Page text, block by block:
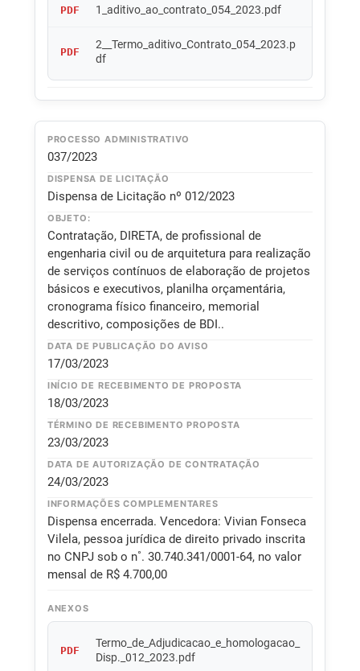
PDF 1_aditivo_ao_contrato_054_2023.pdf
PDF
2__Termo_aditivo_Contrato_054_2023.p
df
PROCESSO ADMINISTRATIVO
037/2023
DISPENSA DE LICITAÇÃO
Dispensa de Licitação nº 012/2023
OBJETO:
Contratação, DIRETA, de profissional de
engenharia civil ou de arquitetura para realização
de serviços contínuos de elaboração de projetos
básicos e executivos, planilha orçamentária,
cronograma físico financeiro, memorial
descritivo, composições de BDI..
DATA DE PUBLICAÇÃO DO AVISO
17/03/2023
INÍCIO DE RECEBIMENTO DE PROPOSTA
18/03/2023
TÉRMINO DE RECEBIMENTO PROPOSTA
23/03/2023
DATA DE AUTORIZAÇÃO DE CONTRATAÇÃO
24/03/2023
INFORMAÇÕES COMPLEMENTARES
Dispensa encerrada. Vencedora: Vivian Fonseca
Vilela, pessoa jurídica de direito privado inscrita
no CNPJ sob o n˚. 30.740.341/0001-64, no valor
mensal de R$ 4.700,00
ANEXOS
PDF
Termo_de_Adjudicacao_e_homologacao_
Disp._012_2023.pdf